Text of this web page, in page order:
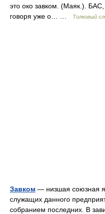
это око завком. (Маяк.).
говоря уже о… …
Толковый
Завком — низшая союзная
служащих данного
собранием последних. В